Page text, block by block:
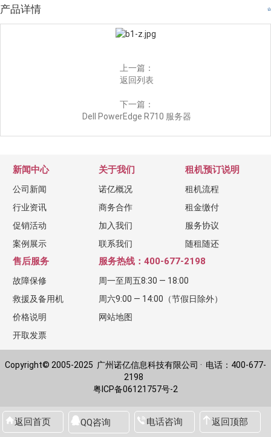
产品详情
上一篇：
返回列表
下一篇：
Dell PowerEdge R710 服务器
新闻中心
公司新闻
行业资讯
促销活动
案例展示
关于我们
诺亿概况
商务合作
加入我们
联系我们
租机预订说明
租机流程
租金缴付
服务协议
随租随还
售后服务
故障保修
救援及备用机
价格说明
开取发票
服务热线：400-677-2198
周一至周五8:30 — 18:00
周六9:00 — 14:00（节假日除外）
网站地图
返回首页 QQ咨询 电话咨询 返回顶部
Copyright© 2005-2025 广州诺亿信息科技有限公司 · 电话：400-677-
2198
粤ICP备06121757号-2